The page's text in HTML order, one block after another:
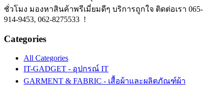
ชั่วโมง มองหาสินค้าพรีเมี่ยมดีๆ บริการถูกใจ ติดต่อเรา 065-
914-9453, 062-8275533 !
Categories
All Categories
IT-GADGET - อุปกรณ์ IT
GARMENT & FABRIC - เสื้อผ้าและผลิตภัณฑ์ผ้า